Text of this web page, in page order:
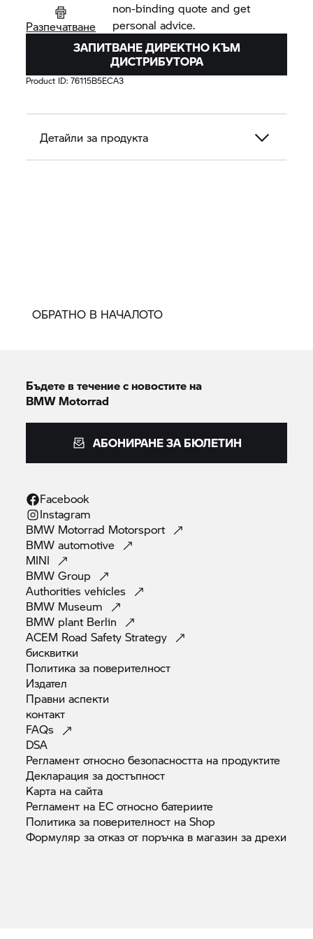
Разпечатване
non-binding quote and get
personal advice.
ЗАПИТВАНЕ ДИРЕКТНО КЪМ
ДИСТРИБУТОРА
Product ID:76115B5ECA3
Детайли за продукта
ОБРАТНО В НАЧАЛОТО
Бъдете в течение с новостите на
BMW Motorrad
АБОНИРАНЕ ЗА БЮЛЕТИН
Facebook
Instagram
BMW Motorrad Motorsport
BMWautomotive
MINI
BMWGroup
Authoritiesvehicles
BMW Museum
BMW plant Berlin
ACEM Road SafetyStrategy
бисквитки
Политика за поверителност
Издател
Правниаспекти
контакт
FAQs
DSA
Регламент относно безопасността на продуктите
Декларация задостъпност
Карта насайта
Регламент на ЕС относнобатериите
Политика за поверителност наShop
Формуляр за отказ от поръчка в магазин задрехи